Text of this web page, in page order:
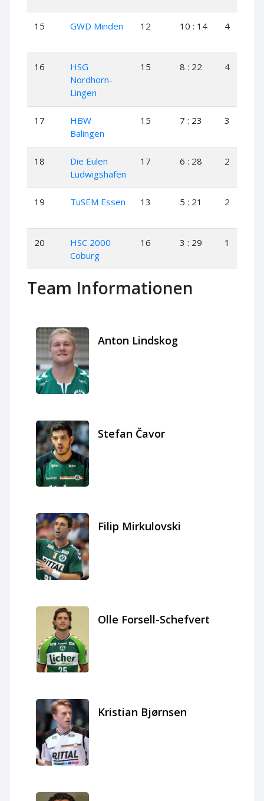
15 GWD Minden 12 10 : 14 4
16
HSG
Nordhorn-
Lingen
15 8 : 22 4
17
HBW
Balingen
15 7 : 23 3
18
Die Eulen
Ludwigshafen
17 6 : 28 2
19 TuSEM Essen 13 5 : 21 2
20
HSC 2000
Coburg
16 3 : 29 1
Team Informationen
Anton Lindskog
Stefan Čavor
Filip Mirkulovski
Olle Forsell-Schefvert
Kristian Bjørnsen